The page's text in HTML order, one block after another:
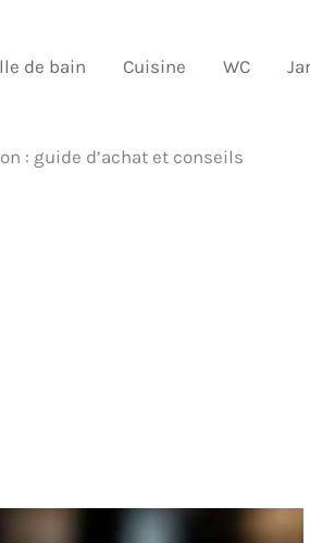
de bain Cuisine WC
: guide d’achat et conseils